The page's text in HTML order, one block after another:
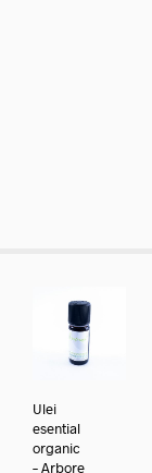
Ulei
esential
organic
– Arbore